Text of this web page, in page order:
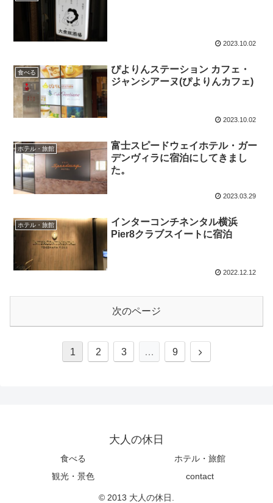
2023.10.02
食べる
ぴよりんステーション カフェ・
ジャンシアーヌ(ぴよりんカフェ)
2023.10.02
ホテル・旅館
富士スピードウェイホテル・ガー
デンヴィラに宿泊にしてきまし
た。
2023.03.29
ホテル・旅館
インターコンチネンタル横浜
Pier8クラブスイートに宿泊
2022.12.12
次のページ
1 2 3 … 9
大人の休日
食べる
ホテル・旅館
観光・景色
contact
© 2013 大人の休日.